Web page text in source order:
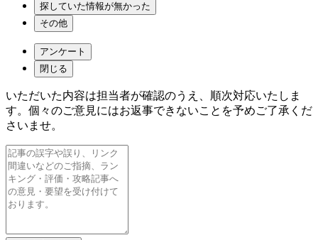
探していた情報が無かった
その他
アンケート
閉じる
いただいた内容は担当者が確認のうえ、順次対応いたしま
す。個々のご意見にはお返事できないことを予めご了承くだ
さいませ。